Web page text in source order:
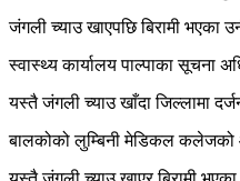
जंगली च्याउ खाएपछि बिरामी भएका
स्वास्थ्य कार्यालय पाल्पाका सूचना
यस्तै जंगली च्याउ खाँदा जिल्लामा
बालकोको लुम्बिनी मेडिकल कलेजको